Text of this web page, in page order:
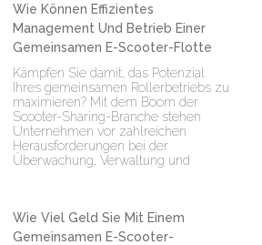
Wie Können Effizientes
Management Und Betrieb Einer
Gemeinsamen E-Scooter-Flotte
Kämpfen Sie damit, das Potenzial
Ihres gemeinsamen Rollerbetriebs zu
maximieren? Mit dem Boom der
Scooter-Sharing-Branche stehen
Unternehmen vor zahlreichen
Herausforderungen bei der
Überwachung, Verwaltung und
Wie Viel Geld Sie Mit Einem
Gemeinsamen E-Scooter-